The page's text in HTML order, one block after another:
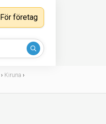
För företag
› Kiruna ›